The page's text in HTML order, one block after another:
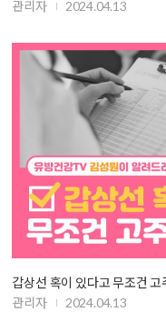
관리자 2024.04.13
갑상선 혹이 있다고 무조건 고
관리자
2024.04.13